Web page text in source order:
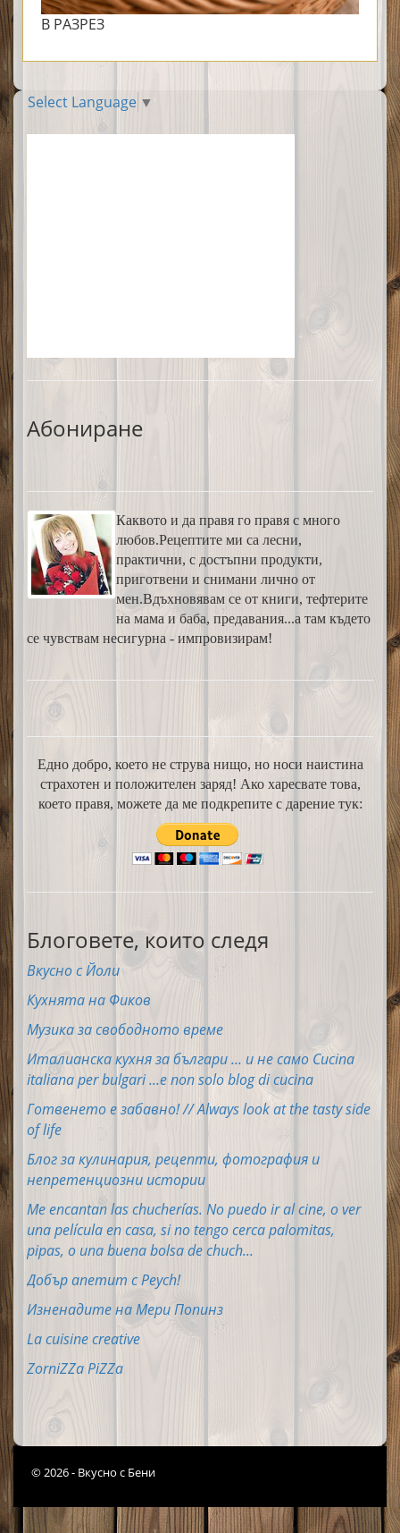
В РАЗРЕЗ
Select Language ▼
Абониране
Каквото и да правя го правя с много
любов.Рецептите ми са лесни,
практични, с достъпни продукти,
приготвени и снимани лично от
мен.Вдъхновявам се от книги, тефтерите
на мама и баба, предавания...а там където
се чувствам несигурна - импровизирам!
Едно добро, което не струва нищо, но носи наистина
страхотен и положителен заряд! Ако харесвате това,
което правя, можете да ме подкрепите с дарение тук:
Блоговете, които следя
Вкусно с Йоли
Кухнята на Фиков
Музика за свободното време
Италианска кухня за българи ... и не само Cucina
italiana per bulgari ...e non solo blog di cucina
Готвенето е забавно! // Always look at the tasty side
of life
Блог за кулинария, рецепти, фотография и
непретенциозни истории
Me encantan las chucherías. No puedo ir al cine, o ver
una película en casa, si no tengo cerca palomitas,
pipas, o una buena bolsa de chuch...
Добър апетит с Peych!
Изненадите на Мери Попинз
La cuisine creative
ZorniZZa PiZZa
© 2026 - Вкусно с Бени